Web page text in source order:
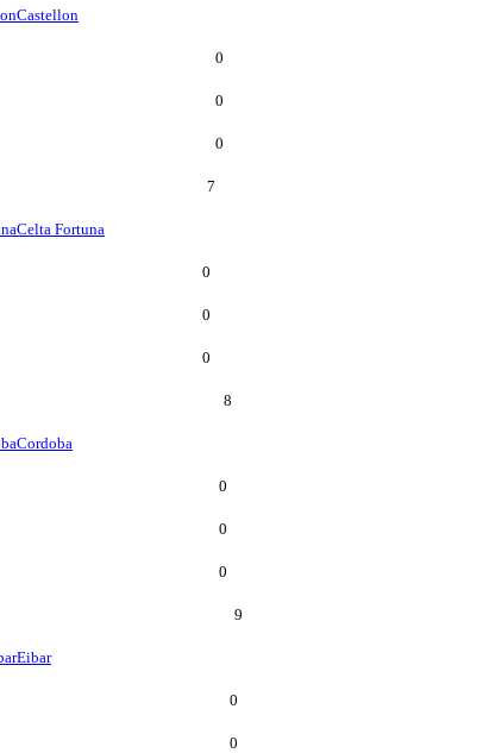
Castellon
0
0
0
7
Celta Fortuna
0
0
0
8
Cordoba
0
0
0
9
Eibar
0
0